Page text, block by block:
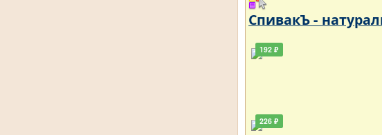
СпивакЪ -
192 ₽
226 ₽